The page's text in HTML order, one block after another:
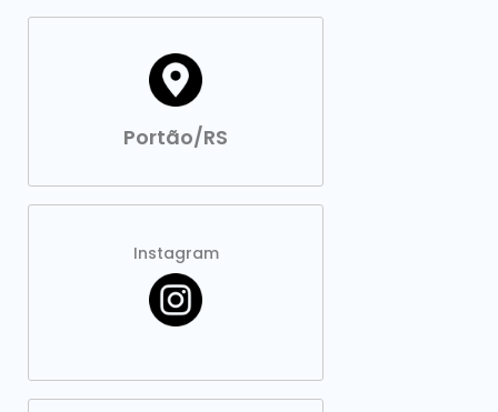
Portão/RS
Instagram